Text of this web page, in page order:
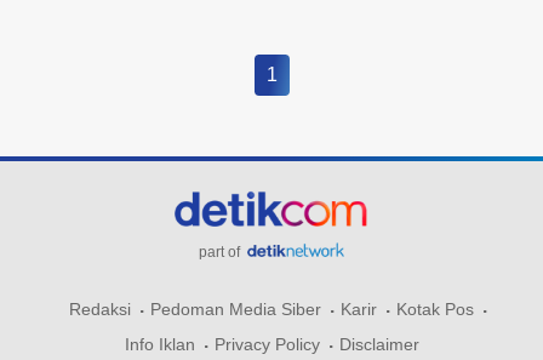
1
part of
Redaksi Pedoman Media Siber Karir
Kotak Pos
Info Iklan
Privacy Policy Disclaimer